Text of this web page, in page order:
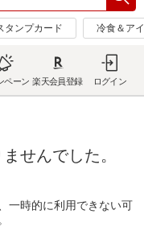
タンプカード 冷食＆ア
ペーン 楽天会員登録 ログイン
せんでした。
一時的に利用できない可